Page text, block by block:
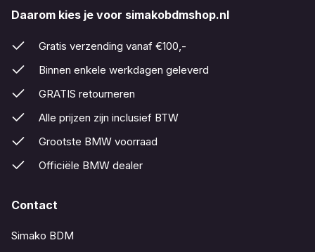
Daarom kies je voor simakobdmshop.nl
Gratis verzending vanaf €100,-
Binnen enkele werkdagen geleverd
GRATIS retourneren
Alle prijzen zijn inclusief BTW
Grootste BMW voorraad
Officiële BMW dealer
Contact
Simako BDM